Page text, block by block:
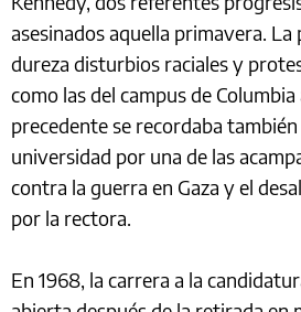
asesinados aquella primavera.
dureza disturbios raciales y
como las del campus de
precedente se recordaba
universidad por una de las
contra la guerra en Gaza y el
por la rectora.
En 1968, la carrera a la